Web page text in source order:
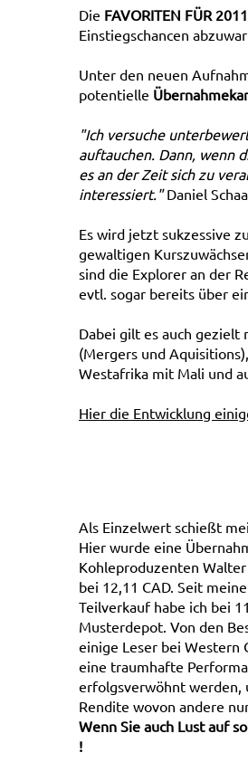
Die FAVORITEN FÜR 2011
Einstiegschancen
Unter den neuen
potentielle
"Ich versuche
auftauchen. Dann, wenn
es an der Zeit sich zu
interessiert."Daniel
Es wird jetzt sukzessive
gewaltigen
sind die Explorer an der
evtl. sogar bereits über
Dabei gilt es auch gezielt
(Mergers und
Westafrika mit Mali und
Hier die Entwicklung
Als Einzelwert schießt
Hier wurde eine
Kohleproduzenten
bei 12,11 CAD. Seit
Teilverkauf habe ich bei
Musterdepot. Von den
einige Leser bei Western
eine traumhafte
erfolgsverwöhnt werden,
Rendite wovon andere
Wenn Sie auch Lust auf
!